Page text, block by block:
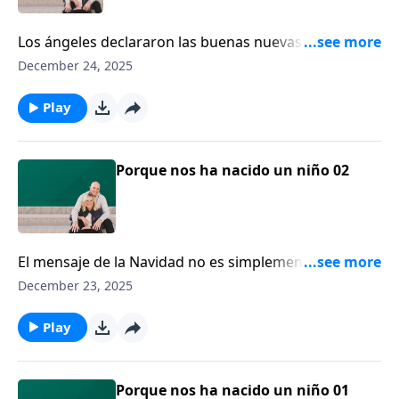
Los ángeles declararon las buenas nuevas del
nacimiento de Cristo. En el programa de hoy, Ken
de nuestro Salvador debería traernos consuelo y
gozo.
December 24, 2025
Play
Porque nos ha nacido un niño 02
El mensaje de la Navidad no es simplemente que Dios
envió a un bebé en carne humana, o que Dios se
el mensaje del evangelio, que las personas que
caminan en las tinieblas ahora pueden ver la luz.
December 23, 2025
Play
Porque nos ha nacido un niño 01